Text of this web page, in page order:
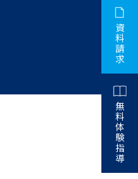
資
料
請
求
無
料
体
験
指
導